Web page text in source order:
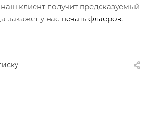
клиент получит предсказуемый
закажет у нас печать флаеров.